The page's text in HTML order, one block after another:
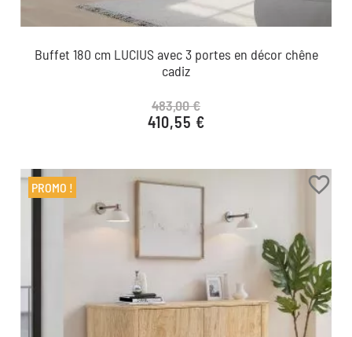
Buffet 180 cm LUCIUS avec 3 portes en décor chêne
cadiz
Prix de base
483,00 €
Prix
410,55 €
favorite_border
PROMO !